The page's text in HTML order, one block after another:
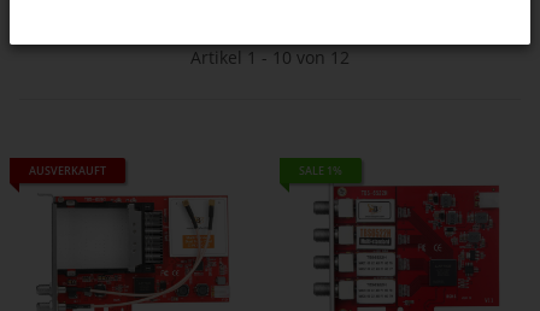
Artikel 1 - 10 von 12
AUSVERKAUFT SALE 1%